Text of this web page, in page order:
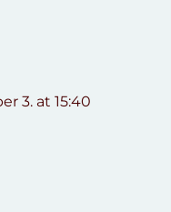
3. at 15:40